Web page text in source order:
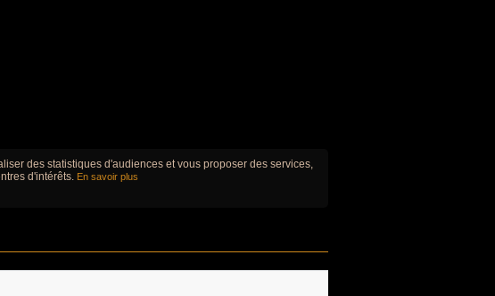
des statistiques d'audiences et vous proposer des services,
d'intérêts. En savoir plus